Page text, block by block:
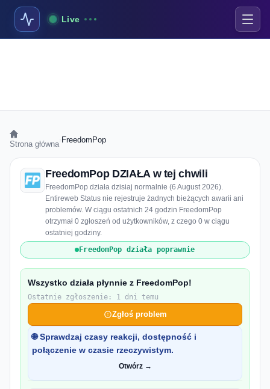
Live
Strona główna FreedomPop
FreedomPop DZIAŁA w tej chwili
FreedomPop działa dzisiaj normalnie (6 August 2026).
Entireweb Status nie rejestruje żadnych bieżących awarii ani
problemów. W ciągu ostatnich 24 godzin FreedomPop
otrzymał 0 zgłoszeń od użytkowników, z czego 0 w ciągu
ostatniej godziny.
FreedomPop działa poprawnie
Wszystko działa płynnie z FreedomPop!
Ostatnie zgłoszenie: 1 dni temu
Zgłoś problem
🌐 Sprawdzaj czasy reakcji, dostępność i
połączenie w czasie rzeczywistym.
Otwórz →